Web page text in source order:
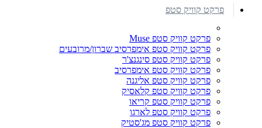
פרקט קוויק סטפ
פרקט קוויק סטפ Muse
פרקט קוויק סטפ אימפרסיב שברון/מרובעים
פרקט קוויק סטפ סינגנצ'ר
פרקט קוויק סטפ אימפרסיב
פרקט קוויק סטפ אליגנה
פרקט קוויק סטפ קלאסיק
פרקט קוויק סטפ קריאו
פרקט קוויק סטפ לארגו
פרקט קוויק סטפ מג'סטיק